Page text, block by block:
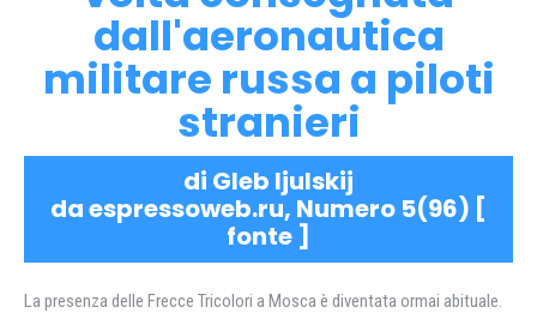
dall'aeronautica
militare russa a piloti
stranieri
di Gleb Ijulskij
da espressoweb.ru, Numero 5(96) [
fonte ]
La presenza delle Frecce Tricolori a Mosca è diventata ormai abituale.